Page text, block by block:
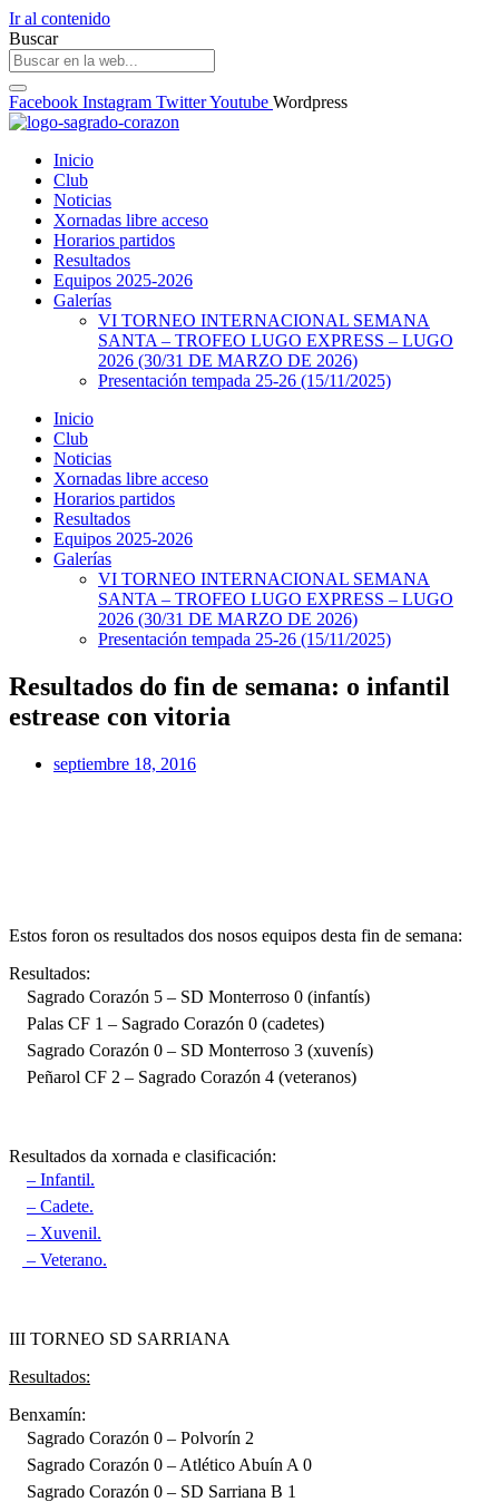
Ir al contenido
Buscar
Facebook Instagram TwitterYoutube Wordpress
Inicio
Club
Noticias
Xornadas libre acceso
Horarios partidos
Resultados
Equipos 2025-2026
Galerías
VI TORNEO INTERNACIONAL SEMANA
SANTA – TROFEO LUGO EXPRESS – LUGO
2026 (30/31 DE MARZO DE 2026)
Presentación tempada 25-26 (15/11/2025)
Inicio
Club
Noticias
Xornadas libre acceso
Horarios partidos
Resultados
Equipos 2025-2026
Galerías
VI TORNEO INTERNACIONAL SEMANA
SANTA – TROFEO LUGO EXPRESS – LUGO
2026 (30/31 DE MARZO DE 2026)
Presentación tempada 25-26 (15/11/2025)
Resultados do fin de semana: o infantil
estrease con vitoria
septiembre 18, 2016
Estos foron os resultados dos nosos equipos desta fin de semana:
Resultados:
Sagrado Corazón 5 – SD Monterroso 0 (infantís)
Palas CF 1 – Sagrado Corazón 0 (cadetes)
Sagrado Corazón 0 – SD Monterroso 3 (xuvenís)
Peñarol CF 2 – Sagrado Corazón 4 (veteranos)
Resultados da xornada e clasificación:
– Infantil.
– Cadete.
– Xuvenil.
– Veterano.
III TORNEO SD SARRIANA
Resultados:
Benxamín:
Sagrado Corazón 0 – Polvorín 2
Sagrado Corazón 0 – Atlético Abuín A 0
Sagrado Corazón 0 – SD Sarriana B 1